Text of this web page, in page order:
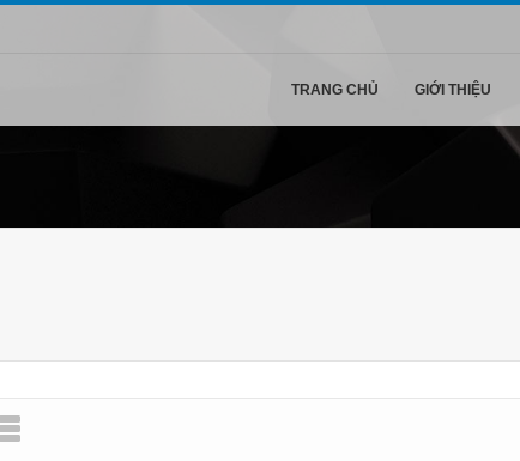
TRANG CHỦ GIỚI THIỆU